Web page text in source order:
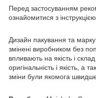
Перед застосуванням
ознайомитися з
Дизайн пакування та
змінені виробником без
впливають на якість і
оригінальність і якість,
зміни були якомога